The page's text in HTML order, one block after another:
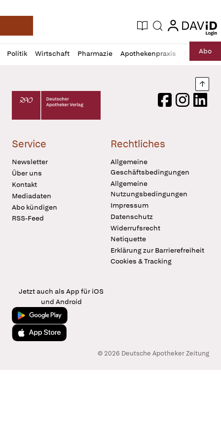
Deutsche Apotheker Zeitung
Aktuelle Ausgabe
Suche login
login
Politik Wirtschaft Pharmazie Apothekenpraxis RechtAbo
Profil
öffnen
Daz
Pur
Deutscher Apotheker Verlag Logo
FacebookInstagram
Service
Newsletter
Über uns
Kontakt
Mediadaten
Abo kündigen
RSS-Feed
Rechtliches
Allgemeine
Geschäftsbedingungen
Allgemeine
Nutzungsbedingungen
Impressum
Datenschutz
Widerrufsrecht
Netiquette
Erklärung zur Barrierefreiheit
Cookies & Tracking
Jetzt auch als App für iOS
und Android
Jetzt bei Google Play
Laden im App Store
© 2026 Deutsche Apotheker Zeitung